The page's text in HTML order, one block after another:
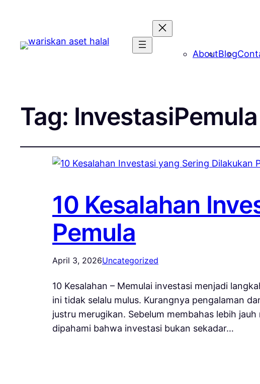
AboutBlog
Tag: InvestasiPemula
10 Kesalahan
Pemula
April 3, 2026Uncategorized
10 Kesalahan – Memulai investasi menjadi
ini tidak selalu mulus. Kurangnya pengalaman
justru merugikan. Sebelum membahas lebih
dipahami bahwa investasi bukan sekadar…